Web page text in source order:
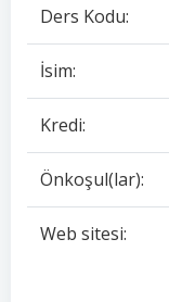
Ders Kodu:
İsim:
Kredi:
Önkoşul(lar):
Web sitesi: